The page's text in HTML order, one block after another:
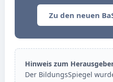
Zu den neuen
Hinweis zum
Der BildungsSpiegel